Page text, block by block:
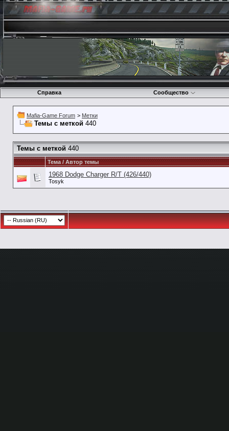
Справка Сообщество
Mafia-Game Forum > Метки
Темы с меткой 440
Темы с меткой 440
Тема / Автор темы
1968 Dodge Charger R/T (426/440)
Tosyk